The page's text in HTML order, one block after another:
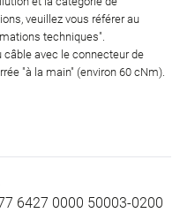
veuillez vous référer au
techniques".
câble avec le connecteur de
"à la main" (environ 60 cNm).
6427 0000 50003-0200